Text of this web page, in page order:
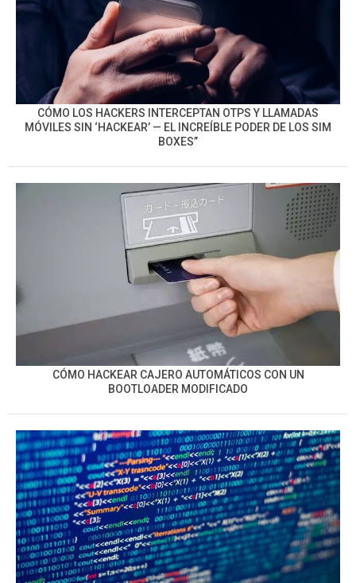
CÓMO LOS HACKERS INTERCEPTAN OTPS Y LLAMADAS
MÓVILES SIN ‘HACKEAR’ — EL INCREÍBLE PODER DE LOS SIM
BOXES”
CÓMO HACKEAR CAJERO AUTOMÁTICOS CON UN
BOOTLOADER MODIFICADO